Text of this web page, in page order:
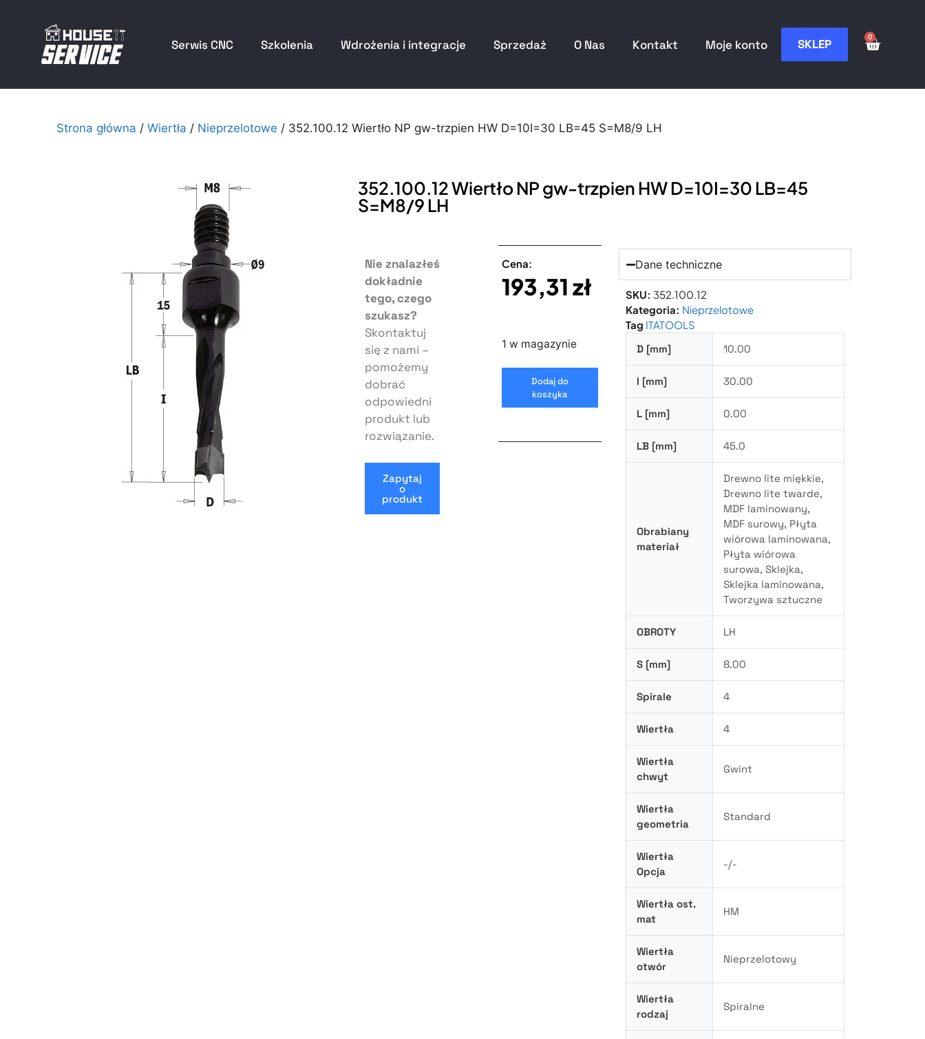
Serwis CNC Szkolenia Wdrożenia i integracje Sprzedaż O Nas Kontakt Moje konto SKLEP 0
Strona główna / Wiertła / Nieprzelotowe / 352.100.12 Wiertło NP gw-trzpien HW D=10I=30 LB=45 S=M8/9 LH
352.100.12 Wiertło NP gw-trzpien HW D=10I=30 LB=45
S=M8/9 LH
Nie znalazłeś
dokładnie
tego, czego
szukasz?
Skontaktuj
się z nami –
pomożemy
dobrać
odpowiedni
produkt lub
rozwiązanie.
Zapytaj
o
produkt
Cena:
193,31 zł
1 w magazynie
Dodaj do
koszyka
Dane techniczne
SKU: 352.100.12
Kategoria: Nieprzelotowe
Tag ITATOOLS
D [mm]
10.00
I [mm] 30.00
L [mm] 0.00
LB [mm] 45.0
Obrabiany
materiał
Drewno lite miękkie,
Drewno lite twarde,
MDF laminowany,
MDF surowy, Płyta
wiórowa laminowana,
Płyta wiórowa
surowa, Sklejka,
Sklejka laminowana,
Tworzywa sztuczne
OBROTY LH
S [mm] 8.00
Spirale 4
Wiertła 4
Wiertła
chwyt
Gwint
Wiertła
geometria
Standard
Wiertła
Opcja
-/-
Wiertła ost.
mat
HM
Wiertła
otwór
Nieprzelotowy
Wiertła
rodzaj
Spiralne